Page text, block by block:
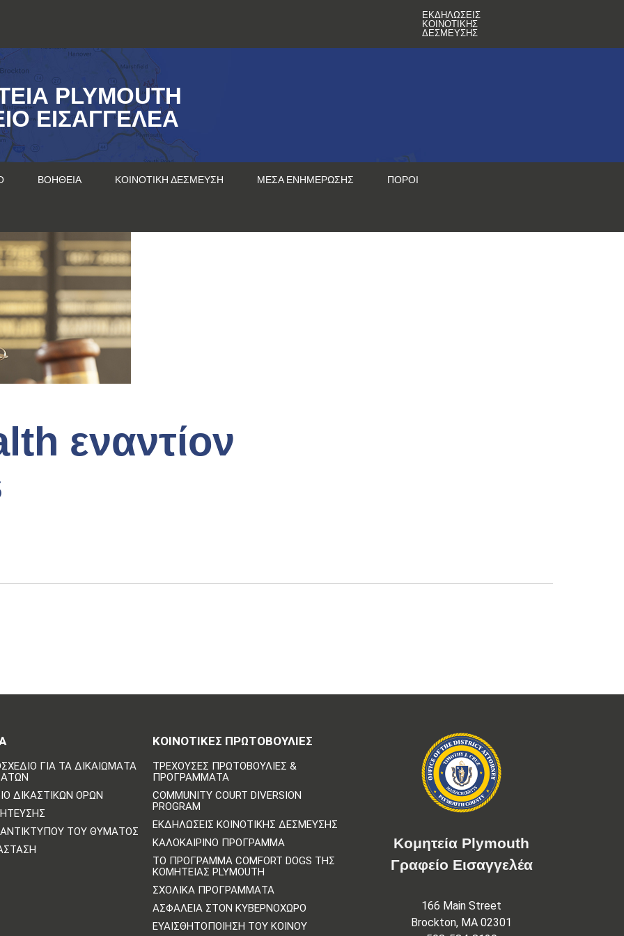
ΕΚΔΗΛΏΣΕΙΣ
ΚΟΙΝΟΤΙΚΉΣ
ΔΈΣΜΕΥΣΗΣ
PLYMOUTH
ΕΙΣΑΓΓΕΛΈΑ
ΒΟΉΘΕΙΑ ΚΟΙΝΟΤΙΚΉ ΔΈΣΜΕΥΣΗ ΜΈΣΑ ΕΝΗΜΈΡΩΣΗΣ ΠΌΡΟΙ
εναντίον
ΓΙΑ ΤΑ ΔΙΚΑΙΏΜΑΤΑ
ΔΙΚΑΣΤΙΚΏΝ ΌΡΩΝ
ΤΟΥ ΘΎΜΑΤΟΣ
ΚΟΙΝΟΤΙΚΈΣ ΠΡΩΤΟΒΟΥΛΊΕΣ
ΤΡΈΧΟΥΣΕΣ ΠΡΩΤΟΒΟΥΛΊΕΣ &
ΠΡΟΓΡΆΜΜΑΤΑ
COMMUNITY COURT DIVERSION
PROGRAM
ΕΚΔΗΛΏΣΕΙΣ ΚΟΙΝΟΤΙΚΉΣ ΔΈΣΜΕΥΣΗΣ
ΚΑΛΟΚΑΙΡΙΝΌ ΠΡΌΓΡΑΜΜΑ
ΤΟ ΠΡΌΓΡΑΜΜΑ COMFORT DOGS ΤΗΣ
ΚΟΜΗΤΕΊΑΣ PLYMOUTH
ΣΧΟΛΙΚΆ ΠΡΟΓΡΆΜΜΑΤΑ
ΑΣΦΆΛΕΙΑ ΣΤΟΝ ΚΥΒΕΡΝΟΧΏΡΟ
ΕΥΑΙΣΘΗΤΟΠΟΊΗΣΗ ΤΟΥ ΚΟΙΝΟΎ
Κομητεία Plymouth
Γραφείο Εισαγγελέα
166 Main Street
Brockton, MA 02301